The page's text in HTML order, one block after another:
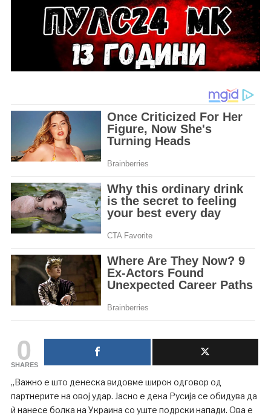
0
SHARES
„Важно е што денеска видовме широк одговор од
партнерите на овој удар. Јасно е дека Русија се обидува да
ѝ нанесе болка на Украина со уште подрски напади. Ова е